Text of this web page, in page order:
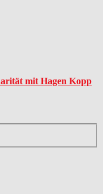
mit Hagen Kopp